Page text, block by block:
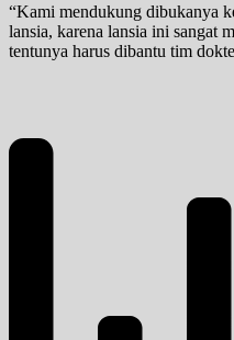
“Kami mendukung dibukanya
lansia, karena lansia ini sangat
tentunya harus dibantu tim